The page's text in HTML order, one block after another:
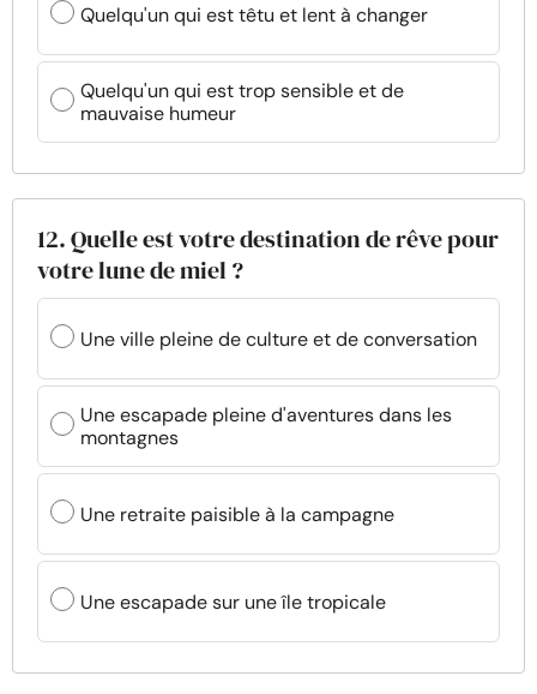
Quelqu'un qui est têtu et lent à changer
Quelqu'un qui est trop sensible et de
mauvaise humeur
12. Quelle est votre destination de rêve pour
votre lune de miel ?
Une ville pleine de culture et de conversation
Une escapade pleine d'aventures dans les
montagnes
Une retraite paisible à la campagne
Une escapade sur une île tropicale